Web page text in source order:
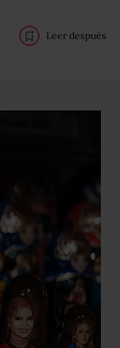
Leer después